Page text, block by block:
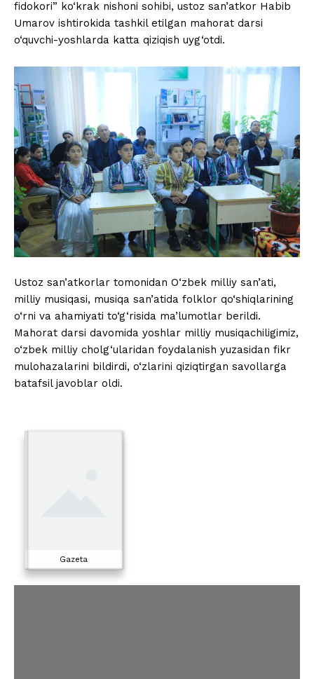
fidokori” ko‘krak nishoni sohibi, ustoz san’atkor Habib
Umarov ishtirokida tashkil etilgan mahorat darsi
o‘quvchi-yoshlarda katta qiziqish uyg‘otdi.
Ustoz san’atkorlar tomonidan O‘zbek milliy san’ati,
milliy musiqasi, musiqa san’atida folklor qo‘shiqlarining
o‘rni va ahamiyati to‘g‘risida ma’lumotlar berildi.
Mahorat darsi davomida yoshlar milliy musiqachiligimiz,
o‘zbek milliy cholg‘ularidan foydalanish yuzasidan fikr
mulohazalarini bildirdi, o‘zlarini qiziqtirgan savollarga
batafsil javoblar oldi.
Gazeta